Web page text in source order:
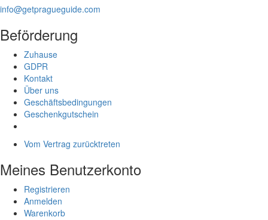
info@getpragueguide.com
Beförderung
Zuhause
GDPR
Kontakt
Über uns
Geschäftsbedingungen
Geschenkgutschein
Vom Vertrag zurücktreten
Meines Benutzerkonto
Registrieren
Anmelden
Warenkorb